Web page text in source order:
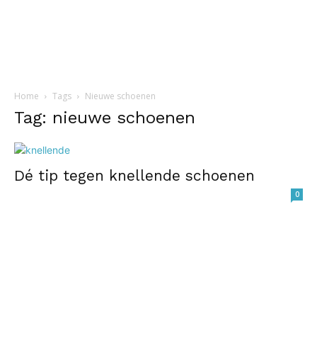
Home Tags Nieuwe schoenen
Tag: nieuwe schoenen
Dé tip tegen knellende schoenen
0